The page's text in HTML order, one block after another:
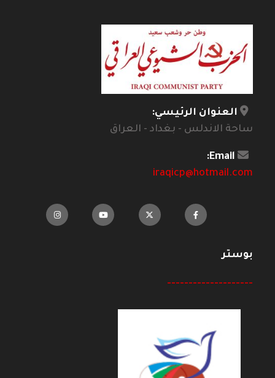
العنوان الرئيسي:
ساحة الاندلس - بغداد - العراق
Email:
iraqicp@hotmail.com
بوستر
--------------------